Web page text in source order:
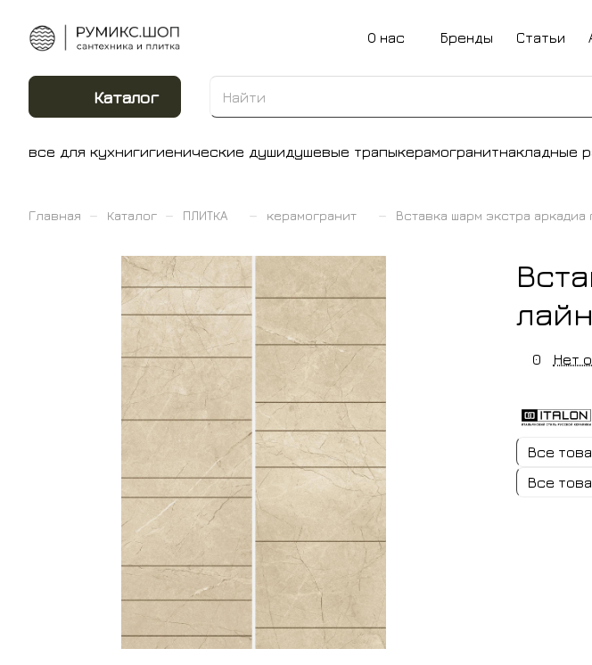
О нас Бренды Статьи
Каталог
все для кухнигигиенические душидушевые трапыкерамогранитнакладные
Главная – Каталог – ПЛИТКА – керамогранит – Вставка шарм экстра
0 Нет
Все
Все